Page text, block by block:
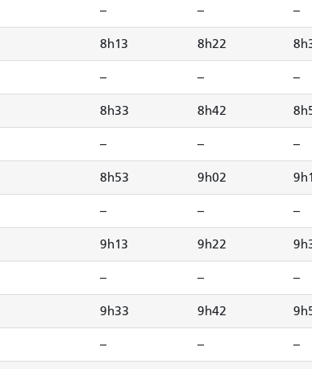
-- -- --
8h13 8h22
-- -- --
8h33 8h42
-- -- --
8h53 9h02
-- -- --
9h13 9h22
-- -- --
9h33 9h42
-- -- --